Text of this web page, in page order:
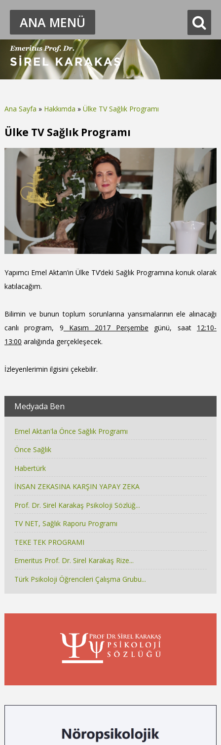
ANA MENÜ
Ana Sayfa » Hakkımda » Ülke TV Sağlık Programı
Ülke TV Sağlık Programı
Yapımcı Emel Aktan’ın Ülke TV’deki Sağlık Programına konuk olarak
katılacağım.
Bilimin ve bunun toplum sorunlarına yansımalarının ele alınacağı
canlı program, 9 Kasım 2017 Perşembe günü, saat 12:10-
13:00 aralığında gerçekleşecek.
İzleyenlerimin ilgisini çekebilir.
Medyada Ben
Emel Aktan'la Önce Sağlık Programı
Önce Sağlık
Habertürk
İNSAN ZEKASINA KARŞIN YAPAY ZEKA
Prof. Dr. Sirel Karakaş Psikoloji Sözlüğ...
TV NET, Sağlık Raporu Programı
TEKE TEK PROGRAMI
Emeritus Prof. Dr. Sirel Karakaş Rize...
Türk Psikoloji Öğrencileri Çalışma Grubu...